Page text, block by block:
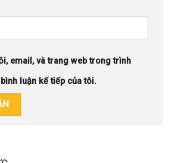
email, và trang web trong trình
luận kế tiếp của tôi.